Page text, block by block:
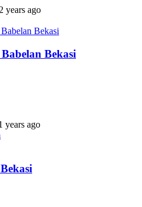
years ago
Bekasi
Bekasi
years ago